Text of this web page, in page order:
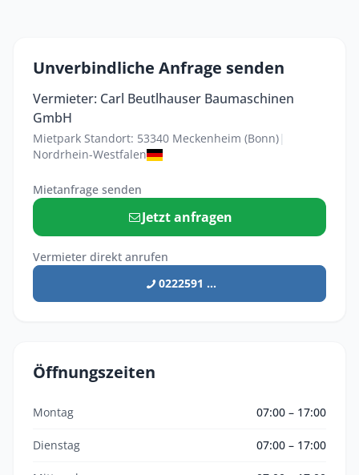
Unverbindliche Anfrage senden
Vermieter: Carl Beutlhauser Baumaschinen
GmbH
Mietpark Standort: 53340 Meckenheim (Bonn)|
Nordrhein-Westfalen
Mietanfrage senden
Jetzt anfragen
Vermieter direkt anrufen
0222591 ...
Öffnungszeiten
Montag 07:00 – 17:00
Dienstag 07:00 – 17:00